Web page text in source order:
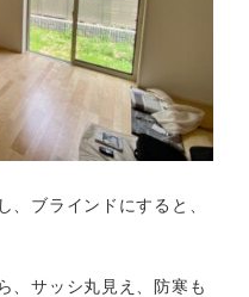
、ブラインドにすると、
、サッシ丸見え、防寒も